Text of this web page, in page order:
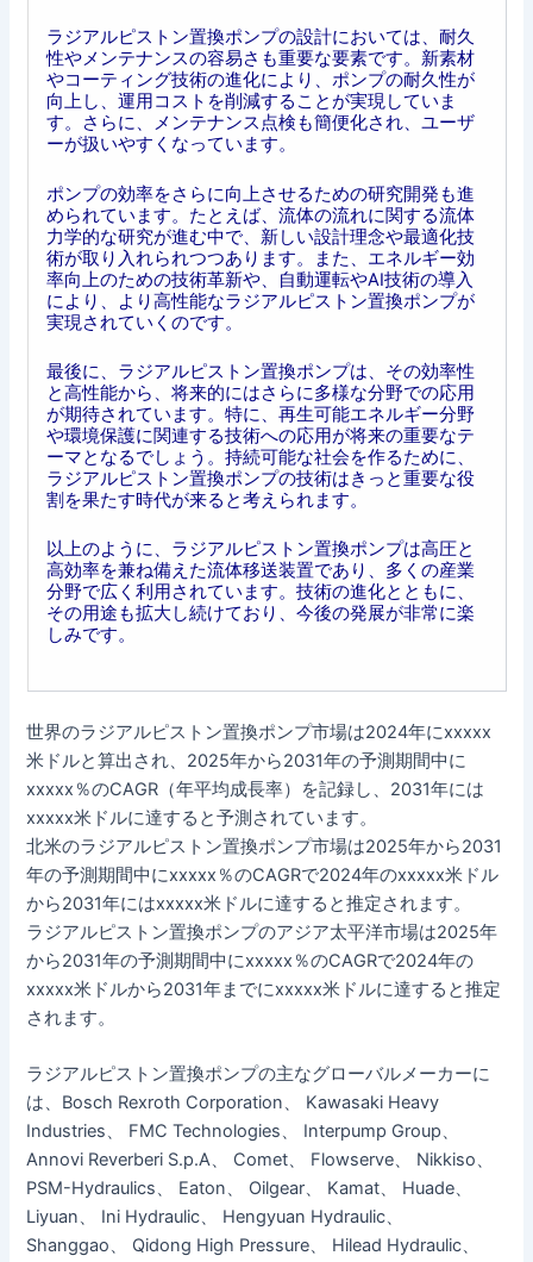
ラジアルピストン置換ポンプの設計においては、耐久
性やメンテナンスの容易さも重要な要素です。新素材
やコーティング技術の進化により、ポンプの耐久性が
向上し、運用コストを削減することが実現していま
す。さらに、メンテナンス点検も簡便化され、ユーザ
ーが扱いやすくなっています。
ポンプの効率をさらに向上させるための研究開発も進
められています。たとえば、流体の流れに関する流体
力学的な研究が進む中で、新しい設計理念や最適化技
術が取り入れられつつあります。また、エネルギー効
率向上のための技術革新や、自動運転やAI技術の導入
により、より高性能なラジアルピストン置換ポンプが
実現されていくのです。
最後に、ラジアルピストン置換ポンプは、その効率性
と高性能から、将来的にはさらに多様な分野での応用
が期待されています。特に、再生可能エネルギー分野
や環境保護に関連する技術への応用が将来の重要なテ
ーマとなるでしょう。持続可能な社会を作るために、
ラジアルピストン置換ポンプの技術はきっと重要な役
割を果たす時代が来ると考えられます。
以上のように、ラジアルピストン置換ポンプは高圧と
高効率を兼ね備えた流体移送装置であり、多くの産業
分野で広く利用されています。技術の進化とともに、
その用途も拡大し続けており、今後の発展が非常に楽
しみです。
世界のラジアルピストン置換ポンプ市場は2024年にxxxxx
米ドルと算出され、2025年から2031年の予測期間中に
xxxxx％のCAGR（年平均成長率）を記録し、2031年には
xxxxx米ドルに達すると予測されています。
北米のラジアルピストン置換ポンプ市場は2025年から2031
年の予測期間中にxxxxx％のCAGRで2024年のxxxxx米ドル
から2031年にはxxxxx米ドルに達すると推定されます。
ラジアルピストン置換ポンプのアジア太平洋市場は2025年
から2031年の予測期間中にxxxxx％のCAGRで2024年の
xxxxx米ドルから2031年までにxxxxx米ドルに達すると推定
されます。
ラジアルピストン置換ポンプの主なグローバルメーカーに
は、Bosch Rexroth Corporation、 Kawasaki Heavy
Industries、 FMC Technologies、 Interpump Group、
Annovi Reverberi S.p.A、 Comet、 Flowserve、 Nikkiso、
PSM-Hydraulics、 Eaton、 Oilgear、 Kamat、 Huade、
Liyuan、 Ini Hydraulic、 Hengyuan Hydraulic、
Shanggao、 Qidong High Pressure、 Hilead Hydraulic、